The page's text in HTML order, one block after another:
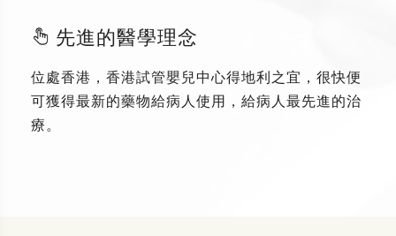
先進的醫學理念
位處香港，香港試管嬰兒中心得地利之宜，很快便
可獲得最新的藥物給病人使用，給病人最先進的治
療。